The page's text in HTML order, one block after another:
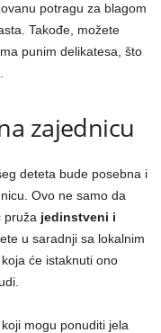
potragu za blagom
Takođe, možete
punim delikatesa, što
zajednicu
deteta bude posebna i
Ovo ne samo da
pruža jedinstveni i
u saradnji sa lokalnim
će istaknuti ono
mogu ponuditi jela